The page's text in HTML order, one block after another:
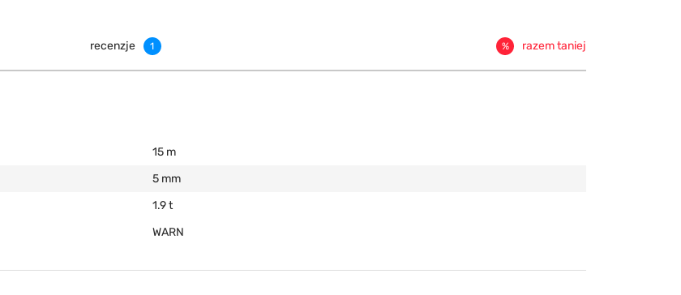
recenzje 1 % razem taniej
15 m
5 mm
1.9 t
WARN